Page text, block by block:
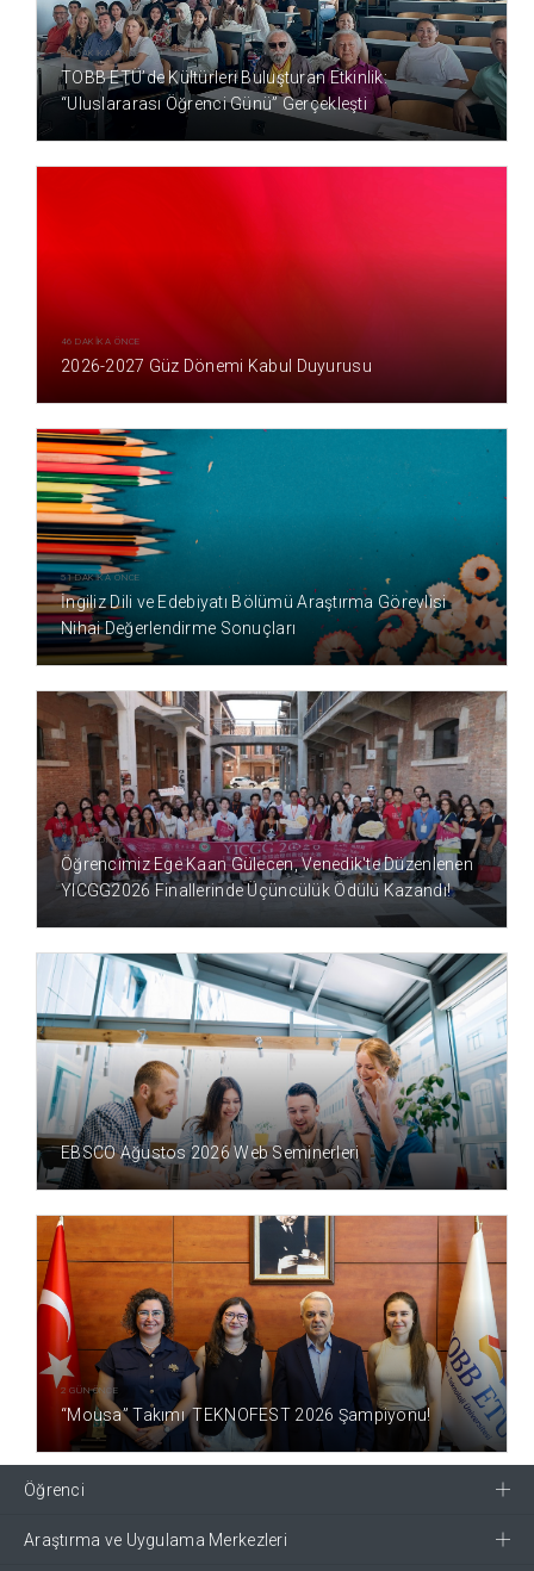
39 DAKİKA ÖNCE
TOBB ETÜ’de Kültürleri Buluşturan Etkinlik:
“Uluslararası Öğrenci Günü” Gerçekleşti
46 DAKİKA ÖNCE
2026-2027 Güz Dönemi Kabul Duyurusu
51 DAKİKA ÖNCE
İngiliz Dili ve Edebiyatı Bölümü Araştırma Görevlisi
Nihai Değerlendirme Sonuçları
4 SAAT ÖNCE
Öğrencimiz Ege Kaan Gülecen, Venedik'te Düzenlenen
YICGG2026 Finallerinde Üçüncülük Ödülü Kazandı!
2 GÜN ÖNCE
EBSCO Ağustos 2026 Web Seminerleri
2 GÜN ÖNCE
“Mousa” Takımı TEKNOFEST 2026 Şampiyonu!
Öğrenci
Araştırma ve Uygulama Merkezleri